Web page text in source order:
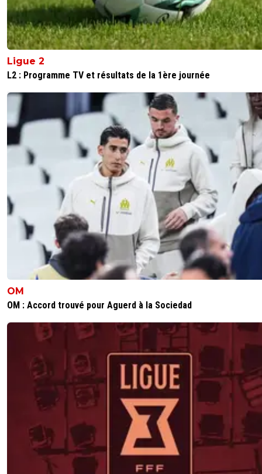
Ligue 2
L2 : Programme TV et résultats de la 1ère journée
OM
OM : Accord trouvé pour Aguerd à la Sociedad